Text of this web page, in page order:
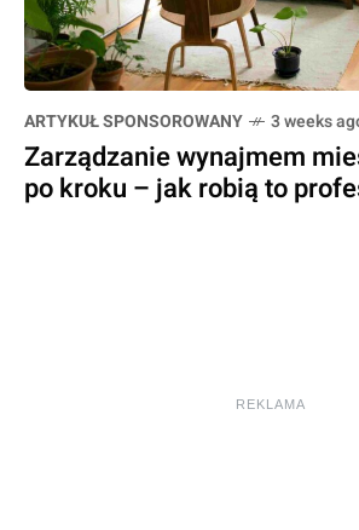
ARTYKUŁ SPONSOROWANY 3 weeks
Zarządzanie wynajmem
po kroku – jak robią to
REKLAMA